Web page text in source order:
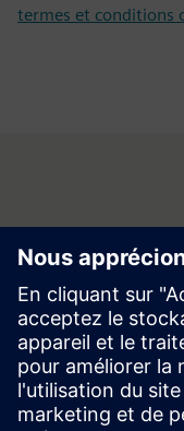
termes et conditions
Avez-vous des
d'informations sur
maintenant, nous
demande !